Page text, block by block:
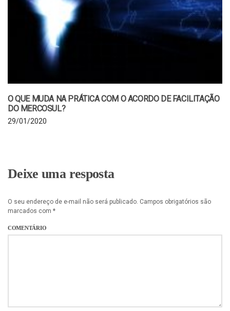
O QUE MUDA NA PRÁTICA COM O ACORDO DE FACILITAÇÃO
DO MERCOSUL?
29/01/2020
Deixe uma resposta
O seu endereço de e-mail não será publicado. Campos obrigatórios são
marcados com *
COMENTÁRIO